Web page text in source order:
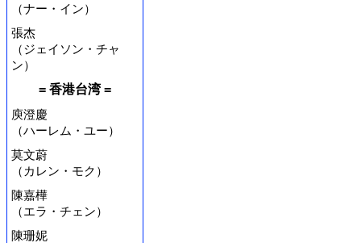
（ナー・イン）
張杰
（ジェイソン・チャ
ン）
= 香港台湾 =
庾澄慶
（ハーレム・ユー）
莫文蔚
（カレン・モク）
陳嘉樺
（エラ・チェン）
陳珊妮